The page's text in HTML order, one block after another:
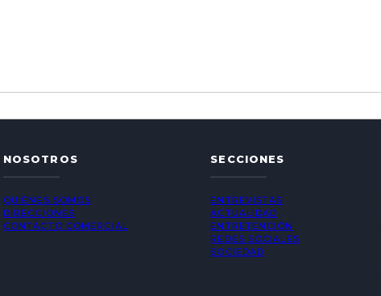
NOSOTROS
QUIÉNES SOMOS
DIRECCIONES
CONTACTO COMERCIAL
SECCIONES
ENTREVISTAS
ACTUALIDAD
ENTRETENCIÓN
REDES SOCIALES
SOCIEDAD